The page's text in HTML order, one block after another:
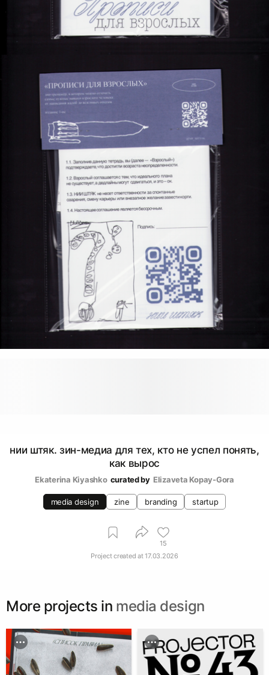
нии штяк. зин-медиа для тех, кто не успел понять,
как вырос
Ekaterina Kiyashko curated by Elizaveta Kopay-Gora
media design zine branding startup
15
Project created at17.03.2026
More projects in media design